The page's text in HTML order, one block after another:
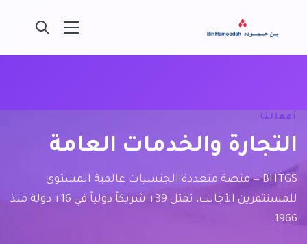
أعمالنا
التجارة والخدمات العامة
BHTGS — منصة متعددة الجنسيات عالمية المستوى
للمستثمرين الأجانب، تمثل 39+ شريكاً دولياً في 16+ دولة منذ
1966.